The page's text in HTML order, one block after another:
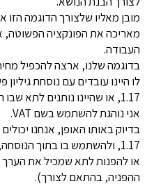
מובן מאליו שלצורך הדוגמה
מאריכה את הפונקציה
העבודה.
בדוגמה שלנו, ארצה להכפיל
לו היינו עובדים עם נוסחת
1.17, או שהיינו נותנים
אני נוהגת להשתמש בשם VAT.
1.17, ולהשתמש בו בתוך הנוסחה,
או להפנות לתא שמכיל את הערך
ההפניה, בהתאם לצורך).